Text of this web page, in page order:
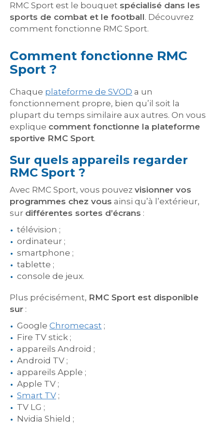
RMC Sport est le bouquet spécialisé dans les
sports de combat et le football. Découvrez
comment fonctionne RMC Sport.
Comment fonctionne RMC
Sport ?
Chaque plateforme de SVOD a un
fonctionnement propre, bien qu’il soit la
plupart du temps similaire aux autres. On vous
explique comment fonctionne la plateforme
sportive RMC Sport.
Sur quels appareils regarder
RMC Sport ?
Avec RMC Sport, vous pouvez visionner vos
programmes chez vous ainsi qu’à l’extérieur,
sur différentes sortes d’écrans :
télévision ;
ordinateur ;
smartphone ;
tablette ;
console de jeux.
Plus précisément, RMC Sport est disponible
sur :
Google Chromecast ;
Fire TV stick ;
appareils Android ;
Android TV ;
appareils Apple ;
Apple TV ;
Smart TV ;
TV LG ;
Nvidia Shield ;